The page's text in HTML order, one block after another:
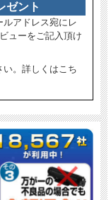
ゼント
アドレス宛にレ
ューをご記入頂け
。詳しくはこち